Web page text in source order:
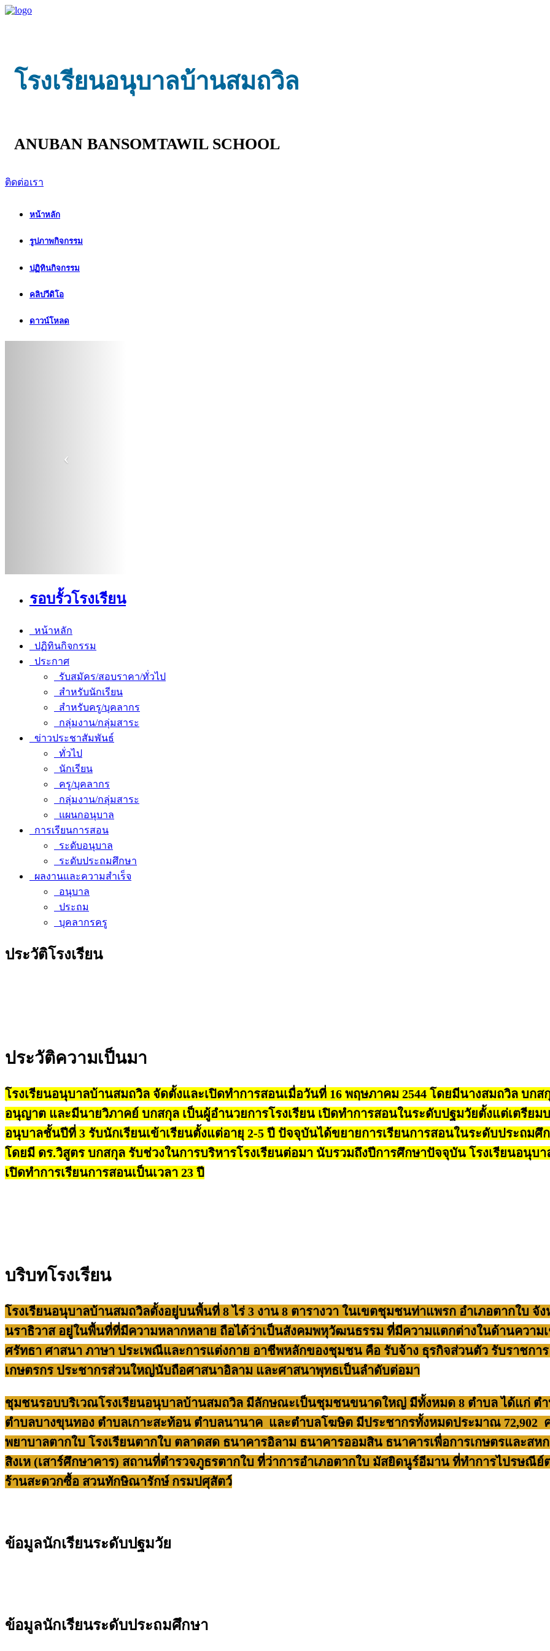
โรงเรียนอนุบาลบ้านสมถวิล
ANUBAN BANSOMTAWIL SCHOOL
ติดต่อเรา
หน้าหลัก
รูปภาพกิจกรรม
ปฏิทินกิจกรรม
คลิปวีดิโอ
ดาวน์โหลด
รอบรั้วโรงเรียน
หน้าหลัก
ปฏิทินกิจกรรม
ประกาศ
รับสมัคร/สอบราคา/ทั่วไป
สำหรับนักเรียน
สำหรับครู/บุคลากร
กลุ่มงาน/กลุ่มสาระ
ข่าวประชาสัมพันธ์
ทั่วไป
นักเรียน
ครู/บุคลากร
กลุ่มงาน/กลุ่มสาระ
แผนกอนุบาล
การเรียนการสอน
ระดับอนุบาล
ระดับประถมศึกษา
ผลงานและความสำเร็จ
อนุบาล
ประถม
บุคลากรครู
ประวัติโรงเรียน
ประวัติความเป็นมา
โรงเรียนอนุบาลบ้านสมถวิล จัดตั้งและเปิดทำการสอนเมื่อวันที่ 16 พฤษภาคม 2544 โดยมีนางสมถวิล บกส
อนุญาต และมีนายวิภาคย์ บกสกุล เป็นผู้อำนวยการโรงเรียน เปิดทำการสอนในระดับปฐมวัยตั้งแต่เตรียม
อนุบาลชั้นปีที่ 3 รับนักเรียนเข้าเรียนตั้งแต่อายุ 2-5 ปี ปัจจุบันได้ขยายการเรียนการสอนในระดับประถมศึ
โดยมี ดร.วิสูตร บกสกุล รับช่วงในการบริหารโรงเรียนต่อมา นับรวมถึงปีการศึกษาปัจจุบัน โรงเรียนอนุบ
เปิดทำการเรียนการสอนเป็นเวลา 23 ปี
บริบทโรงเรียน
โรงเรียนอนุบาลบ้านสมถวิลตั้งอยู่บนพื้นที่ 8 ไร่ 3 งาน 8 ตารางวา ในเขตชุมชนท่าแพรก อำเภอตากใบ จัง
นราธิวาส อยู่ในพื้นที่ที่มีความหลากหลาย ถือได้ว่าเป็นสังคมพหุวัฒนธรรม ที่มีความแตกต่างในด้านความ
ศรัทธา ศาสนา ภาษา ประเพณีและการแต่งกาย อาชีพหลักของชุมชน คือ รับจ้าง ธุรกิจส่วนตัว รับราชกา
เกษตรกร ประชากรส่วนใหญ่นับถือศาสนาอิลาม และศาสนาพุทธเป็นลำดับต่อมา
ชุมชนรอบบริเวณโรงเรียนอนุบาลบ้านสมถวิล มีลักษณะเป็นชุมชนขนาดใหญ่ มีทั้งหมด 8 ตำบล ได้แก่ ตำ
ตำบลบางขุนทอง ตำบลเกาะสะท้อน ตำบลนานาค และตำบลโฆษิต มีประชากรทั้งหมดประมาณ 72,902
พยาบาลตากใบ โรงเรียนตากใบ ตลาดสด ธนาคารอิลาม ธนาคารออมสิน ธนาคารเพื่อการเกษตรและสห
สิงเห (เสาร์ศึกษาคาร) สถานที่ตำรวจภูธรตากใบ ที่ว่าการอำเภอตากใบ มัสยิดนูร์อีมาน ที่ทำการไปรษณี
ร้านสะดวกซื้อ สวนทักษิณารักษ์ กรมปศุสัตว์
ข้อมูลนักเรียนระดับปฐมวัย
ข้อมูลนักเรียนระดับประถมศึกษา